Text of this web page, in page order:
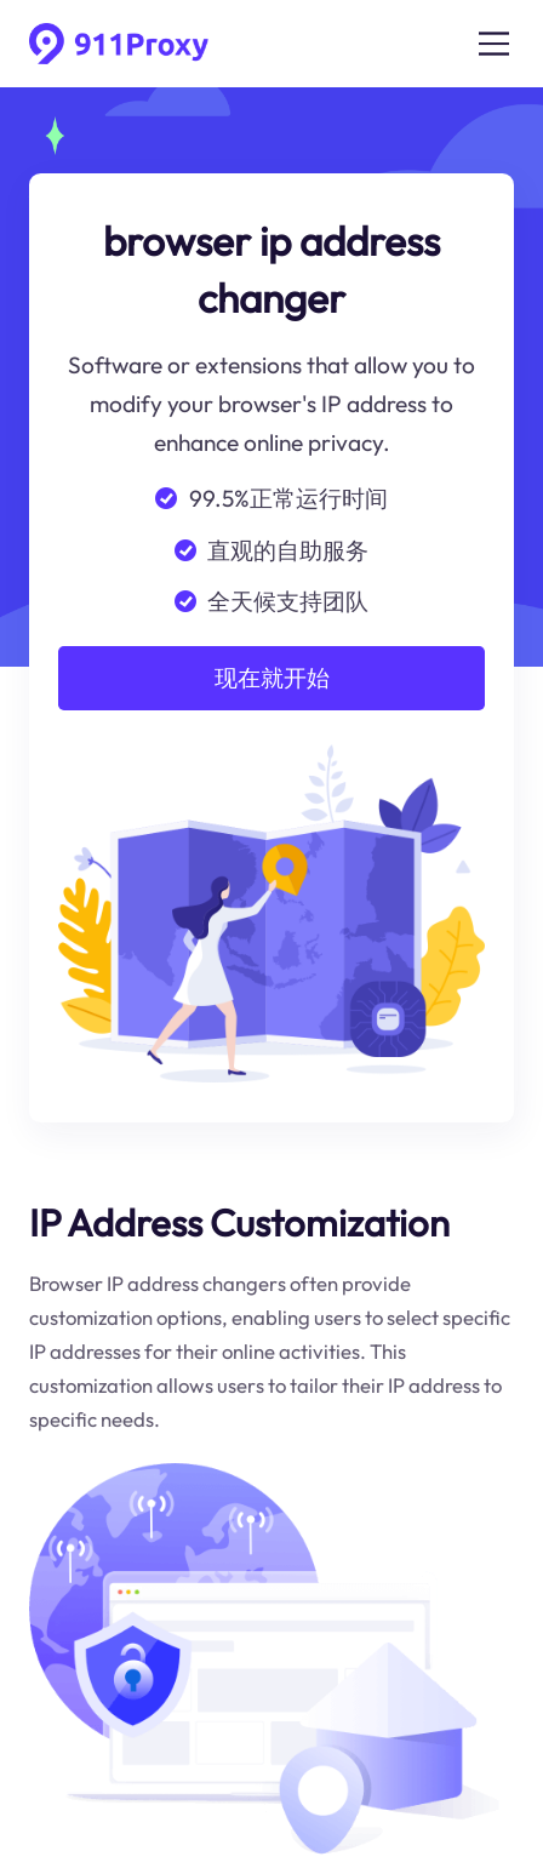
browser ip address
changer
Software or extensions that allow you to
modify your browser's IP address to
enhance online privacy.
99.5%正常运行时间
直观的自助服务
全天候支持团队
现在就开始
IP Address Customization
Browser IP address changers often provide
customization options, enabling users to select specific
IP addresses for their online activities. This
customization allows users to tailor their IP address to
specific needs.